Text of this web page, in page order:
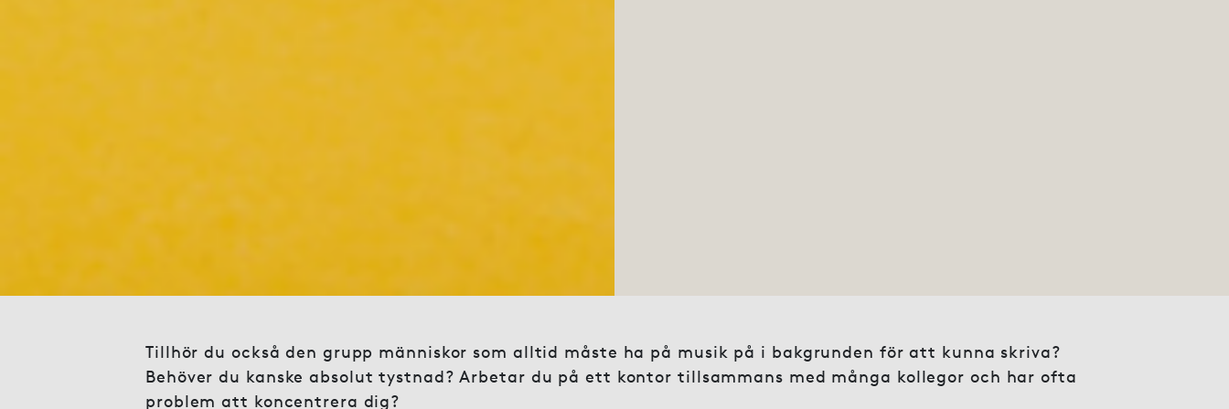
Tillhör du också den grupp människor som alltid måste ha på musik på i bakgrunden för att kunna skriva?
Behöver du kanske absolut tystnad? Arbetar du på ett kontor tillsammans med många kollegor och har ofta
problem att koncentrera dig?